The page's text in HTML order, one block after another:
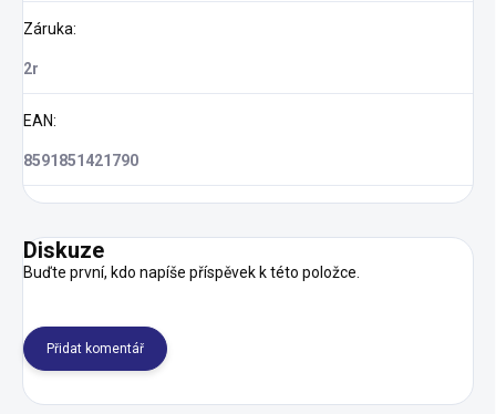
Záruka:
2r
EAN:
8591851421790
Diskuze
Buďte první, kdo napíše příspěvek k této položce.
Přidat komentář